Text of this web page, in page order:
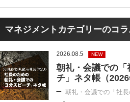
マネジメントカテゴリーのコラ
2026.08.5 NEW
朝礼・会議での
チ」ネタ帳（2026
朝礼・会議での「社